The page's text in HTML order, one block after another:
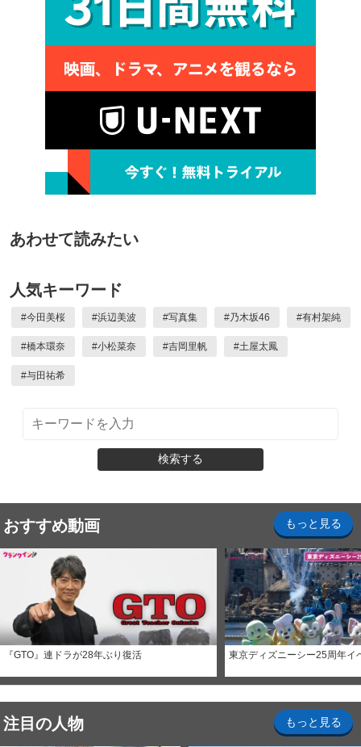
あわせて読みたい
人気キーワード
#今田美桜 #浜辺美波 #写真集 #乃木坂46 #有村架純
#橋本環奈 #小松菜奈 #吉岡里帆 #土屋太鳳
#与田祐希
検索する
おすすめ動画 もっと見る
『GTO』連ドラが28年ぶり復活 東京ディズニーシー25周年イ
注目の人物 もっと見る